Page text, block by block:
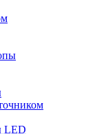
LED